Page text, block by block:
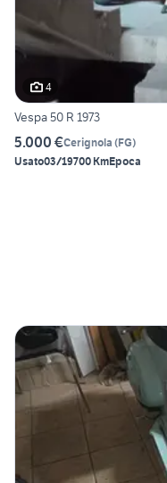
4
Vespa 50 R 1973
5.000 €Cerignola (FG)
Usato03/19700 KmEpoca